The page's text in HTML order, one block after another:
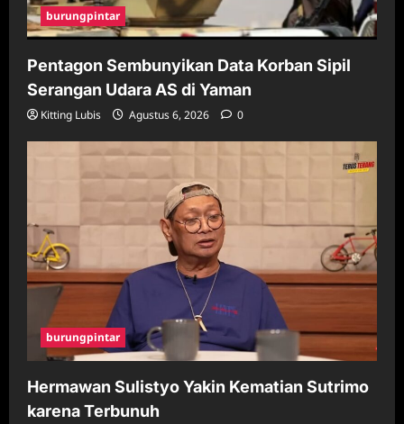
burungpintar
Pentagon Sembunyikan Data Korban Sipil
Serangan Udara AS di Yaman
Kitting Lubis Agustus 6, 2026 0
burungpintar
Hermawan Sulistyo Yakin Kematian Sutrimo
karena Terbunuh